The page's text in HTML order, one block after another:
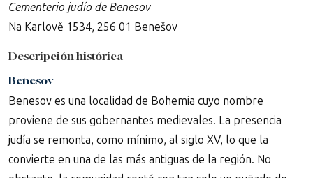
Cementerio judío de Benesov
Na Karlově 1534, 256 01 Benešov
Descripción histórica
Benesov
Benesov es una localidad de Bohemia cuyo nombre
proviene de sus gobernantes medievales. La presencia
judía se remonta, como mínimo, al siglo XV, lo que la
convierte en una de las más antiguas de la región. No